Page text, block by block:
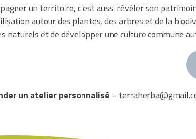
un territoire, c’est aussi révéler son
autour des plantes, des arbres et de la
naturels et de développer une culture commune
un atelier personnalisé –